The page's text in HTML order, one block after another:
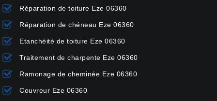
Réparation de toiture Eze 06360
Réparation de chéneau Eze 06360
Etanchéité de toiture Eze 06360
Traitement de charpente Eze 06360
Ramonage de cheminée Eze 06360
Couvreur Eze 06360